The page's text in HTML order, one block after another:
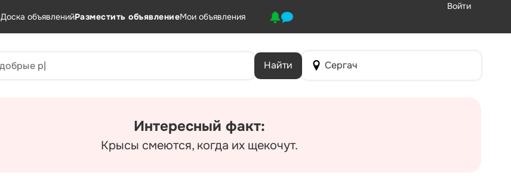
Доска объявленийРазместить объявлениеМои объявления
Войти
Найти Сергач
Интересный факт:
Крысы смеются, когда их щекочут.